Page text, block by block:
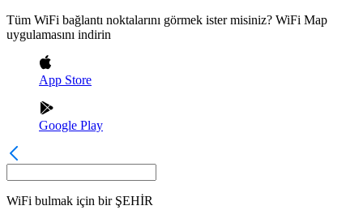
Tüm WiFi bağlantı noktalarını görmek ister misiniz? WiFi Map
uygulamasını indirin
App Store
Google Play
WiFi bulmak için bir ŞEHİR